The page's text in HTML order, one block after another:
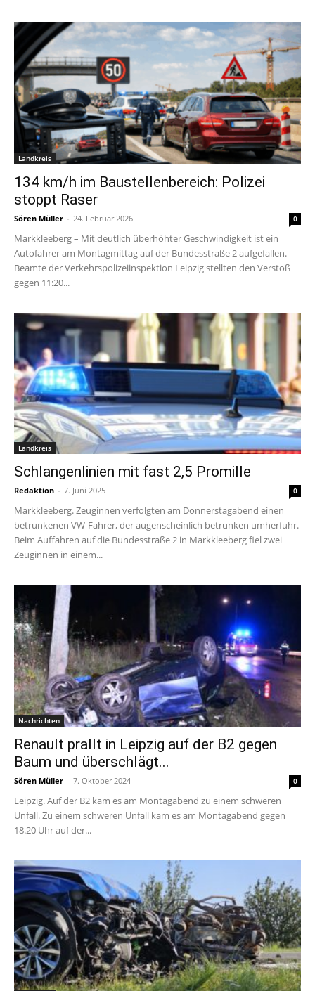
Landkreis
134 km/h im Baustellenbereich: Polizei
stoppt Raser
Sören Müller - 24. Februar 2026 0
Markkleeberg – Mit deutlich überhöhter Geschwindigkeit ist ein
Autofahrer am Montagmittag auf der Bundesstraße 2 aufgefallen.
Beamte der Verkehrspolizeiinspektion Leipzig stellten den Verstoß
gegen 11:20...
Landkreis
Schlangenlinien mit fast 2,5 Promille
Redaktion - 7. Juni 2025 0
Markkleeberg. Zeuginnen verfolgten am Donnerstagabend einen
betrunkenen VW-Fahrer, der augenscheinlich betrunken umherfuhr.
Beim Auffahren auf die Bundesstraße 2 in Markkleeberg fiel zwei
Zeuginnen in einem...
Nachrichten
Renault prallt in Leipzig auf der B2 gegen
Baum und überschlägt...
Sören Müller - 7. Oktober 2024 0
Leipzig. Auf der B2 kam es am Montagabend zu einem schweren
Unfall. Zu einem schweren Unfall kam es am Montagabend gegen
18.20 Uhr auf der...